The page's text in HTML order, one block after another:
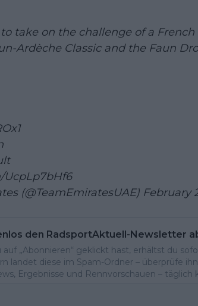
take on the challenge of a French
Ardèche Classic and the Faun
(@TeamEmiratesUAE) February
den RadsportAktuell-Newsletter
„Abonnieren“ geklickt hast, erhältst du
landet diese im Spam-Ordner – überprüfe
Ergebnisse und Rennvorschauen – täglich